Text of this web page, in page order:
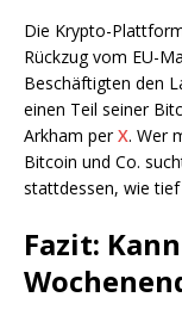
Die Krypto-
Rückzug vom EU-
Beschäftigten den
einen Teil seiner
Arkham perX. Wer
Bitcoin und Co.
stattdessen, wie
Fazit: